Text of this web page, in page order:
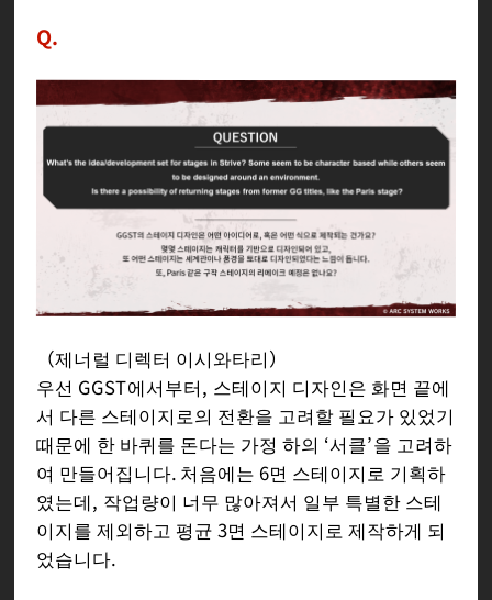
Q.
（제너럴 디렉터 이시와타리）
우선 GGST에서부터, 스테이지 디자인은 화면 끝에
서 다른 스테이지로의 전환을 고려할 필요가 있었기
때문에 한 바퀴를 돈다는 가정 하의 ‘서클’을 고려하
여 만들어집니다. 처음에는 6면 스테이지로 기획하
였는데, 작업량이 너무 많아져서 일부 특별한 스테
이지를 제외하고 평균 3면 스테이지로 제작하게 되
었습니다.